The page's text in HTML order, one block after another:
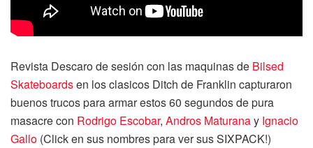
Revista Descaro de sesión con las maquinas de Bilsed
Skateboardsen los clasicos Ditch de Franklin capturaron
buenos trucos para armar estos 60 segundos de pura
masacre con Rodrigo Escobar, Andros Maturanay Ignacio
Gallo (Click en sus nombres para ver sus SIXPACK!)